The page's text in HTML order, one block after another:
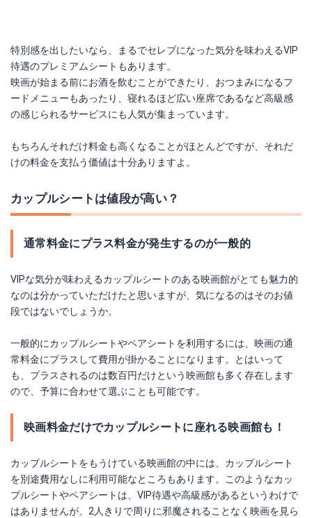
特別感を出したいなら、まるでセレブになった気分を味わえるVIP
待遇のプレミアムシートもあります。
映画が始まる前にお酒を飲むことができたり、おつまみになるフ
ードメニューもあったり、寝れるほど広い座席であるなど高級感
の感じられるサービスにも人気が集まっています。
もちろんそれだけ料金も高くなることがほとんどですが、それだ
けの料金を支払う価値は十分ありますよ。
カップルシートは値段が高い？
通常料金にプラス料金が発生するのが一般的
VIPな気分が味わえるカップルシートのある映画館がとても魅力的
なのは分かっていただけたと思いますが、気になるのはそのお値
段ではないでしょうか。
一般的にカップルシートやペアシートを利用するには、映画の通
常料金にプラスして費用が掛かることになります。とはいって
も、プラスされるのは数百円だけという映画館も多く存在します
ので、予算に合わせて選ぶことも可能です。
映画料金だけでカップルシートに座れる映画館も！
カップルシートをもうけている映画館の中には、カップルシート
を別途費用なしに利用可能なところもあります。このようなカッ
プルシートやペアシートは、VIP待遇や高級感があるというわけで
はありませんが、2人きりで周りに邪魔されることなく映画を見ら